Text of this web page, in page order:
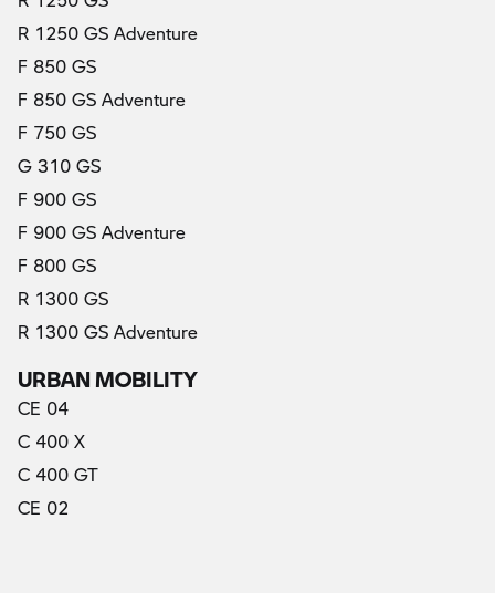
R 1250 GS Adventure
F 850 GS
F 850 GS Adventure
F 750 GS(prąd elektryczny)
G 310 GS
F 900 GS
F 900 GS Adventure
F 800 GS
R 1300 GS
R 1300 GS Adventure
URBAN MOBILITY
CE 04
C 400 X
C 400 GT
CE 02